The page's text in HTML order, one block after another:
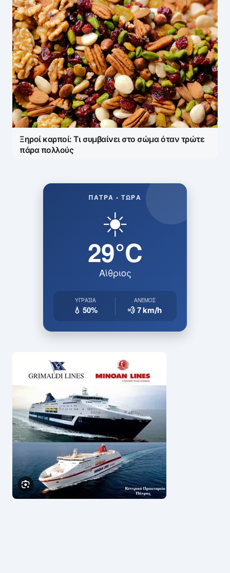
Ξηροί καρποί: Τι συμβαίνει στο σώμα όταν τρώτε
πάρα πολλούς
ΠΆΤΡΑ • ΤΏΡΑ
☀️
29°C
Αίθριος
ΥΓΡΑΣΊΑ
💧 50%
ΆΝΕΜΟΣ
💨 7km/h